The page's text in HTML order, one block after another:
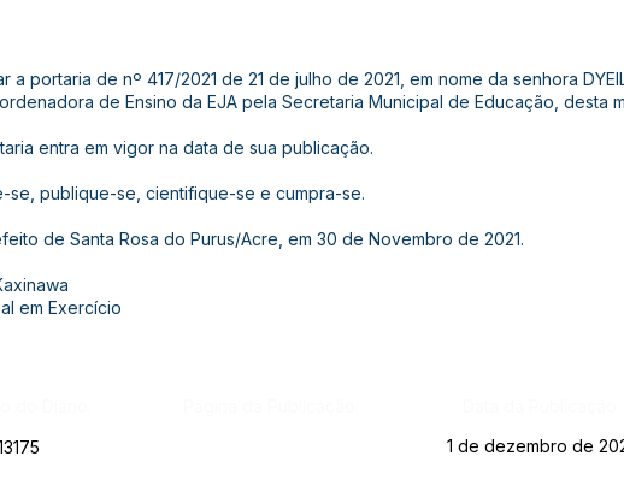
a portaria de nº 417/2021 de 21 de julho de 2021, em nome da senhora
de Ensino da EJA pela Secretaria Municipal de Educação, desta
entra em vigor na data de sua publicação.
se, publique-se, cientifique-se e cumpra-se.
de Santa Rosa do Purus/Acre, em 30 de Novembro de 2021.
em Exercício
1 de dezembro de